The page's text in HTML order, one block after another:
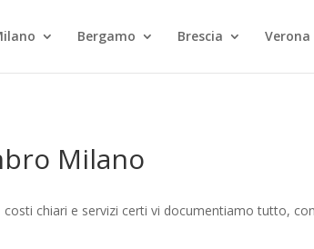
Bergamo Brescia Verona
Milano
chiari e servizi certi vi documentiamo tutto,